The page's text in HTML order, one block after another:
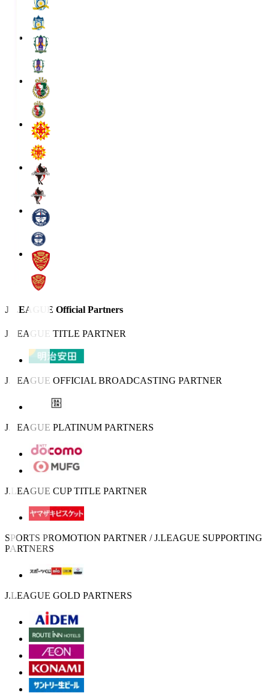
J.LEAGUE Official Partners
J.LEAGUE TITLE PARTNER
J.LEAGUE OFFICIAL BROADCASTING PARTNER
J.LEAGUE PLATINUM PARTNERS
J.LEAGUE CUP TITLE PARTNER
SPORTS PROMOTION PARTNER / J.LEAGUE SUPPORTING
PARTNERS
J.LEAGUE GOLD PARTNERS